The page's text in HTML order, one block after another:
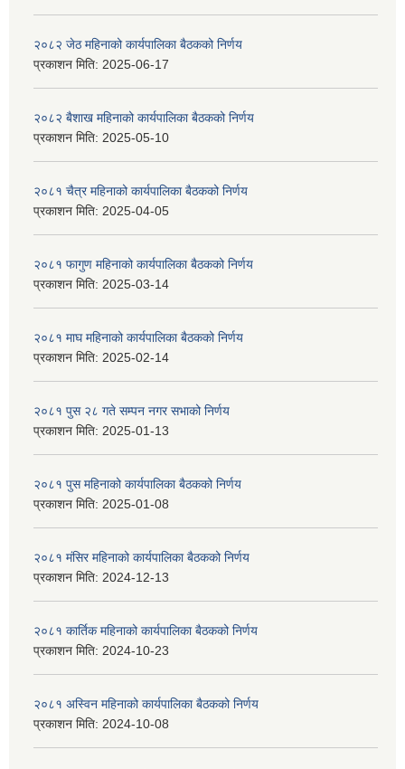
२०८२ जेठ महिनाको कार्यपालिका बैठकको निर्णय
प्रकाशन मिति: 2025-06-17
२०८२ बैशाख महिनाको कार्यपालिका बैठकको निर्णय
प्रकाशन मिति: 2025-05-10
२०८१ चैत्र महिनाको कार्यपालिका बैठकको निर्णय
प्रकाशन मिति: 2025-04-05
२०८१ फागुण महिनाको कार्यपालिका बैठकको निर्णय
प्रकाशन मिति: 2025-03-14
२०८१ माघ महिनाको कार्यपालिका बैठकको निर्णय
प्रकाशन मिति: 2025-02-14
२०८१ पुस २८ गते सम्प‍न नगर सभाको निर्णय
प्रकाशन मिति: 2025-01-13
२०८१ पुस महिनाको कार्यपालिका बैठकको निर्णय
प्रकाशन मिति: 2025-01-08
२०८१ मंसिर महिनाको कार्यपालिका बैठकको निर्णय
प्रकाशन मिति: 2024-12-13
२०८१ कार्तिक महिनाको कार्यपालिका बैठकको निर्णय
प्रकाशन मिति: 2024-10-23
२०८१ अस्विन महिनाको कार्यपालिका बैठकको निर्णय
प्रकाशन मिति: 2024-10-08